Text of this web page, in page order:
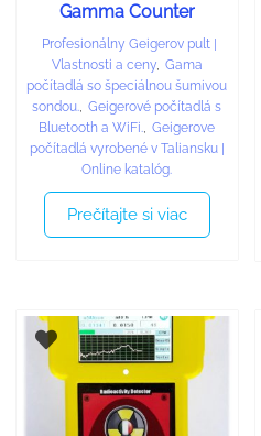
Gamma Counter
Profesionálny Geigerov pult |
Vlastnosti a ceny, Gama
počítadlá so špeciálnou šumivou
sondou., Geigerové počítadlá s
Bluetooth a WiFi., Geigerove
počítadlá vyrobené v Taliansku |
Online katalóg.
Prečítajte si viac